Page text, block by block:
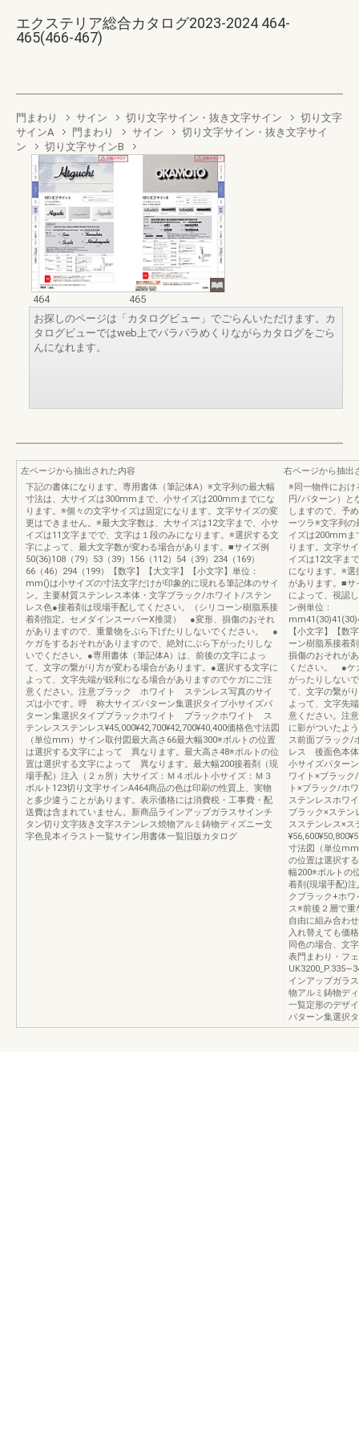
エクステリア総合カタログ2023-2024 464-
465(466-467)
門まわり サイン 切り文字サイン・抜き文字サイン
切り文字
サインA
門まわり サイン
切り文字サイン・抜き文字サイ
ン
切り文字サインB
464
465
お探しのページは「カタログビュー」でごらんいただけます。カ
タログビューではweb上でパラパラめくりながらカタログをごら
んになれます。
左ページから抽出された内容
下記の書体になります。専用書体（筆記体A）※文字列の最大幅
寸法は、大サイズは300mmまで、小サイズは200mmまでにな
ります。※個々の文字サイズは固定になります。文字サイズの変
更はできません。※最大文字数は、大サイズは12文字まで、小サ
イズは11文字までで、文字は１段のみになります。※選択する文
字によって、最大文字数が変わる場合があります。■サイズ例
50(36)108（79）53（39）156（112）54（39）234（169）
66（46）294（199）【数字】【大文字】【小文字】単位：
mm()は小サイズの寸法文字だけが印象的に現れる筆記体のサイ
ン。主要材質ステンレス本体・文字ブラック/ホワイト/ステン
レス色●接着剤は現場手配してください。（シリコーン樹脂系接
着剤指定。セメダインスーパーX推奨） ●変形、損傷のおそれ
がありますので、重量物をぶら下げたりしないでください。 ●
ケガをするおそれがありますので、絶対にぶら下がったりしな
いでください。●専用書体（筆記体A）は、前後の文字によっ
て、文字の繋がり方が変わる場合があります。●選択する文字に
よって、文字先端が鋭利になる場合がありますのでケガにご注
意ください。注意ブラック ホワイト ステンレス写真のサイ
ズは小です。呼 称大サイズパターン集選択タイプ小サイズパ
ターン集選択タイプブラックホワイト ブラックホワイト ス
テンレスステンレス¥45,000¥42,700¥42,700¥40,400価格色寸法図
（単位mm）サイン取付図最大高さ66最大幅300※ボルトの位置
は選択する文字によって 異なります。最大高さ48※ボルトの位
置は選択する文字によって 異なります。最大幅200接着剤（現
場手配）注入（２ヵ所）大サイズ：Ｍ４ボルト小サイズ：Ｍ３
ボルト123切り文字サインA464商品の色は印刷の性質上、実物
と多少違うことがあります。表示価格には消費税・工事費・配
送費は含まれていません。新商品ラインアップガラスサインチ
タン切り文字抜き文字ステンレス焼物アルミ鋳物ディズニー文
字色見本イラスト一覧サイン用書体一覧旧版カタログ
右ページから抽出
※同一物件におけ
円/パターン）と
しますので、予
ーツラ※文字列
イズは200mmま
ります。文字サ
イズは12文字ま
になります。※選
があります。■サ
によって、視認
ン例単位：
【小文字】【数
ーン樹脂系接着
損傷のおそれが
ください。 ●ケ
がったりしない
て、文字の繋が
よって、文字先
意ください。注
に影がついたよ
ス前面ブラック/
レス 後面色本
小サイズパター
ワイト×ブラッ
ト×ブラック/ホ
ステンレスホワ
ブラック×ステン
スステンレス×ス
寸法図（単位
の位置は選択す
幅200※ボルトの
着剤(現場手配)
クブラック+ホ
ス※前後２層で重
自由に組み合わ
入れ替えても価
同色の場合、文
表門まわり・フ
インアップガラ
物アルミ鋳物デ
一覧定形のデザ
パターン集選択